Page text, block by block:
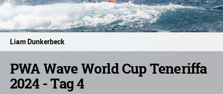
Liam Dunkerbeck
PWA Wave World Cup Teneriffa
2024 - Tag 4